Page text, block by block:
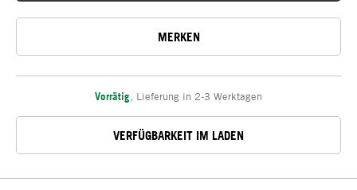
MERKEN
Vorrätig Lieferung in 2-3 Werktagen
VERFÜGBARKEIT IM LADEN